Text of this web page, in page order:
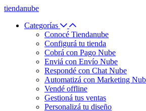
tiendanube
Categorías
Conocé Tiendanube
Configurá tu tienda
Cobrá con Pago Nube
Enviá con Envío Nube
Respondé con Chat Nube
Automatizá con Marketing
Vendé offline
Gestioná tus ventas
Personalizá tu diseño